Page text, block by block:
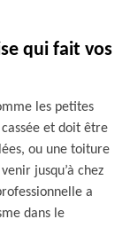
qui fait vos
les petites
et doit être
ou une toiture
jusqu’à chez
a
dans le